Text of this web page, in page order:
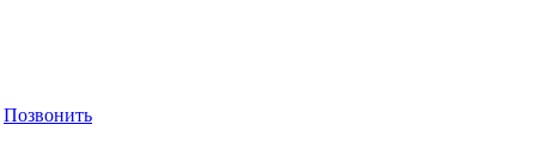
Позвонить